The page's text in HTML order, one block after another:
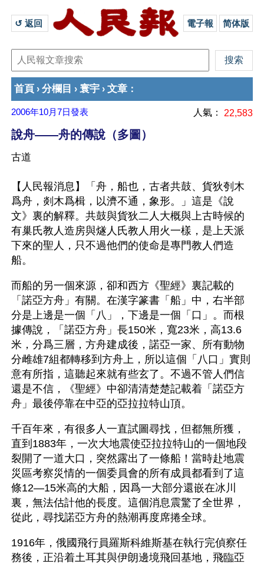
↺ 返回 電子報 简体版
首頁 › 分欄目 › 寰宇 › 文章 ：
2006年10月7日發表 人氣： 22,583
說舟——舟的傳說（多圖）
古道
【人民報消息】「舟，船也，古者共鼓、貨狄刳木
爲舟，剡木爲楫，以濟不通，象形。」這是《說
文》裏的解釋。共鼓與貨狄二人大概與上古時候的
有巢氏教人造房與燧人氏教人用火一樣，是上天派
下來的聖人，只不過他們的使命是專門教人們造
船。
而船的另一個來源，卻和西方《聖經》裏記載的
「諾亞方舟」有關。在漢字篆書「船」中，右半部
分是上邊是一個「八」，下邊是一個「口」。而根
據傳說，「諾亞方舟」長150米，寬23米，高13.6
米，分爲三層，方舟建成後，諾亞一家、所有動物
分雌雄7組都轉移到方舟上，所以這個「八口」實則
意有所指，這聽起來就有些玄了。不過不管人們信
還是不信，《聖經》中卻清清楚楚記載着「諾亞方
舟」最後停靠在中亞的亞拉拉特山頂。
千百年來，有很多人一直試圖尋找，但都無所獲，
直到1883年，一次大地震使亞拉拉特山的一個地段
裂開了一道大口，突然露出了一條船！當時赴地震
災區考察災情的一個委員會的所有成員都看到了這
條12—15米高的大船，因爲一大部分還嵌在冰川
裏，無法估計他的長度。這個消息震驚了全世界，
從此，尋找諾亞方舟的熱潮再度席捲全球。
1916年，俄國飛行員羅斯科維斯基在執行完偵察任
務後，正沿着土耳其與伊朗邊境飛回基地，飛臨亞